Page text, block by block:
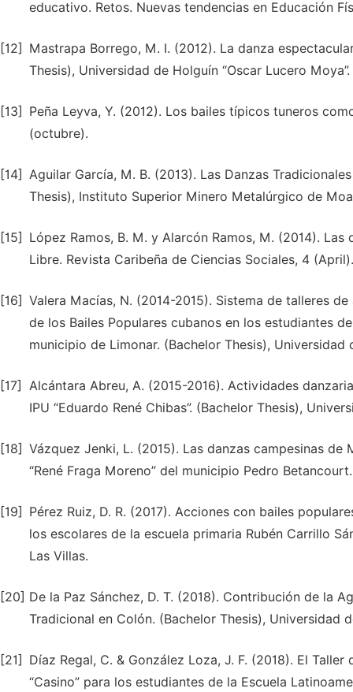
educativo. Retos. Nuevas tendencias en Educación
[12]
Mastrapa Borrego, M. I. (2012). La danza
Thesis), Universidad de Holguín “Oscar Lucero Moya”.
[13]
Peña Leyva, Y. (2012). Los bailes típicos tuneros
(octubre).
[14] Aguilar García, M. B. (2013). Las Danzas
Thesis), Instituto Superior Minero Metalúrgico de
[15]
López Ramos, B. M. y Alarcón Ramos, M. (2014).
Libre. Revista Caribeña de Ciencias Sociales, 4 (April).
[16] Valera Macías, N. (2014-2015). Sistema de talleres
de los Bailes Populares cubanos en los estudiantes
municipio de Limonar. (Bachelor Thesis), Universidad
[17]
Alcántara Abreu, A. (2015-2016). Actividades
IPU “Eduardo René Chibas”. (Bachelor Thesis),
[18] Vázquez Jenki, L. (2015). Las danzas campesinas
“René Fraga Moreno” del municipio Pedro
[19]
Pérez Ruiz, D. R. (2017). Acciones con bailes
los escolares de la escuela primaria Rubén Carrillo
Las Villas.
[20] De la Paz Sánchez, D. T. (2018). Contribución de la
Tradicional en Colón. (Bachelor Thesis), Universidad
[21]
Díaz Regal, C. & González Loza, J. F. (2018). El
“Casino” para los estudiantes de la Escuela